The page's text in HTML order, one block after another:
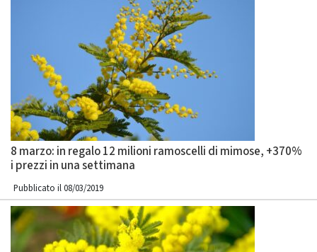
8 marzo: in regalo 12 milioni ramoscelli di mimose, +370%
i prezzi in una settimana
Pubblicato il 08/03/2019